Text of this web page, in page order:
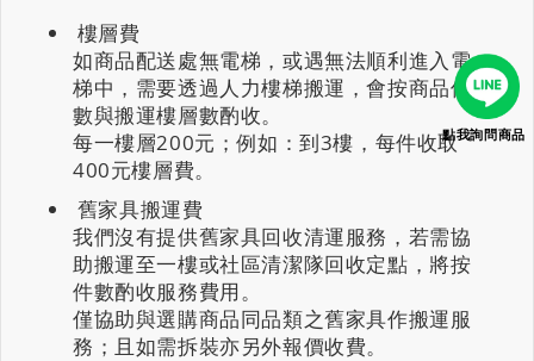
樓層費
如商品配送處無電梯，或遇無法順利進入電
梯中，需要透過人力樓梯搬運，會按商品件
數與搬運樓層數酌收。
每一樓層200元；例如：到3樓，每件收取
400元樓層費。
舊家具搬運費
我們沒有提供舊家具回收清運服務，若需協
助搬運至一樓或社區清潔隊回收定點，將按
件數酌收服務費用。
僅協助與選購商品同品類之舊家具作搬運服
務；且如需拆裝亦另外報價收費。
點我詢問商品